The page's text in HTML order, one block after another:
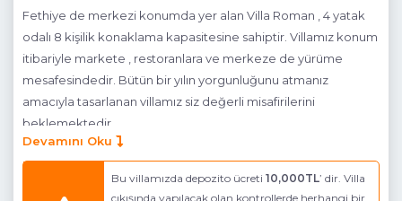
Fethiye de merkezi konumda yer alan Villa Roman , 4 yatak
odalı 8 kişilik konaklama kapasitesine sahiptir. Villamız konum
itibariyle markete , restoranlara ve merkeze de yürüme
mesafesindedir. Bütün bir yılın yorgunluğunu atmanız
amacıyla tasarlanan villamız siz değerli misafirilerini
beklemektedir.
Devamını Oku
Bu villamızda depozito ücreti 10,000TL’ dir. Villa
çıkışında yapılacak olan kontrollerde herhangi bir